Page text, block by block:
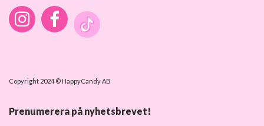
Copyright 2024 © HappyCandy AB
Prenumerera på nyhetsbrevet!